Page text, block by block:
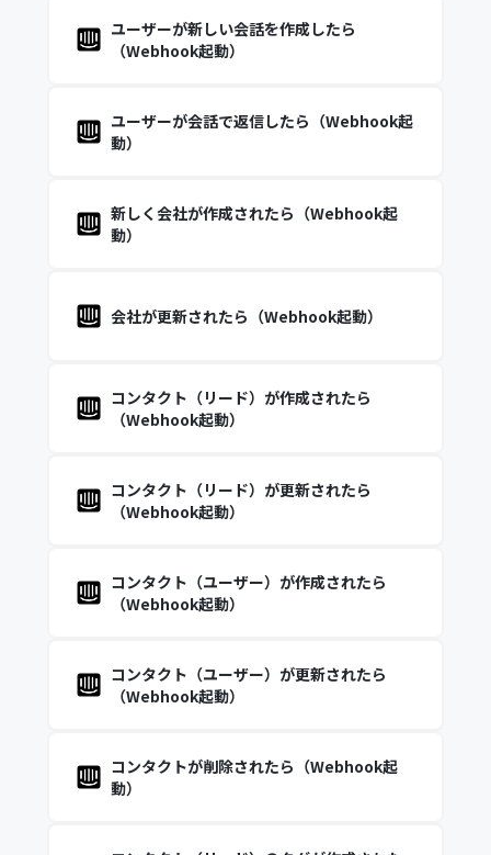
ユーザーが新しい会話を作成したら
（Webhook起動）
ユーザーが会話で返信したら（Webhook起
動）
新しく会社が作成されたら（Webhook起
動）
会社が更新されたら（Webhook起動）
コンタクト（リード）が作成されたら
（Webhook起動）
コンタクト（リード）が更新されたら
（Webhook起動）
コンタクト（ユーザー）が作成されたら
（Webhook起動）
コンタクト（ユーザー）が更新されたら
（Webhook起動）
コンタクトが削除されたら（Webhook起
動）